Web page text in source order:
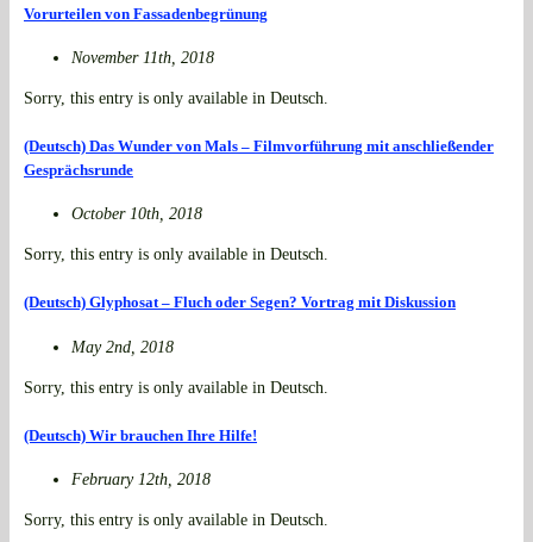
Vorurteilen von Fassadenbegrünung
November 11th, 2018
Sorry, this entry is only available in Deutsch.
(Deutsch) Das Wunder von Mals – Filmvorführung mit anschließender
Gesprächsrunde
October 10th, 2018
Sorry, this entry is only available in Deutsch.
(Deutsch) Glyphosat – Fluch oder Segen? Vortrag mit Diskussion
May 2nd, 2018
Sorry, this entry is only available in Deutsch.
(Deutsch) Wir brauchen Ihre Hilfe!
February 12th, 2018
Sorry, this entry is only available in Deutsch.